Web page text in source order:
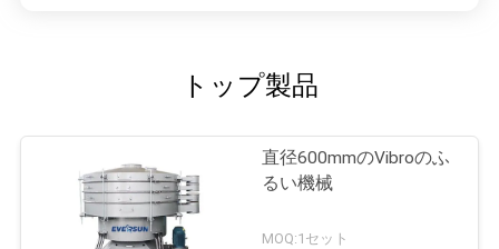
トップ製品
直径600mmのVibroのふ
るい機械
MOQ:1セット